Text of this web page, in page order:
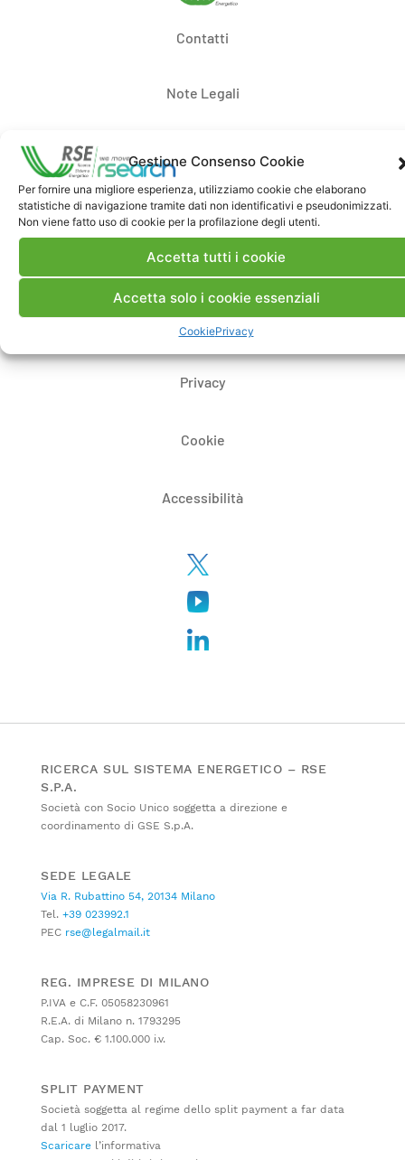
Gestione Consenso Cookie
Per fornire una migliore esperienza, utilizziamo cookie che elaborano
statistiche di navigazione tramite dati non identificativi e pseudonimizzati.
Non viene fatto uso di cookie per la profilazione degli utenti.
Accetta tutti i cookie
Accetta solo i cookie essenziali
CookiePrivacy
Contatti
Note Legali
Bandi di gara e contratti
Whistleblowing
Certificazioni
Privacy
Cookie
Accessibilità
RICERCA SUL SISTEMA ENERGETICO – RSE
S.P.A.
Società con Socio Unico soggetta a direzione e
coordinamento di GSE S.p.A.
SEDE LEGALE
Via R. Rubattino 54, 20134 Milano
Tel. +39 023992.1
PEC rse@legalmail.it
REG. IMPRESE DI MILANO
P.IVA e C.F. 05058230961
R.E.A. di Milano n. 1793295
Cap. Soc. € 1.100.000 i.v.
SPLIT PAYMENT
Società soggetta al regime dello split payment a far data
dal 1 luglio 2017.
Scaricare l’informativa